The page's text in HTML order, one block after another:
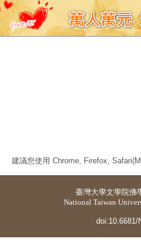
建議您使用 Chrome, Firefox,
臺灣大學文學院佛
National Taiwan
doi:10.6681/